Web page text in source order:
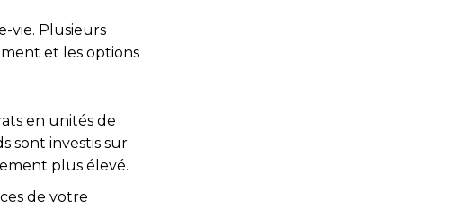
vie. Plusieurs
et les options
en unités de
sont investis sur
plus élevé.
de votre